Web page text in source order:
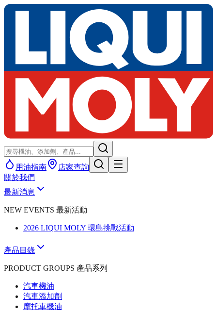
用油指南
店家查詢
關於我們
最新消息
NEW EVENTS 最新活動
2026 LIQUI MOLY 環島挑戰活動
產品目錄
PRODUCT GROUPS 產品系列
汽車機油
汽車添加劑
摩托車機油